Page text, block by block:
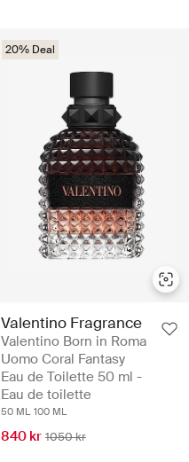
20% Deal
Valentino Fragrance
Valentino Born in Roma
Uomo Coral Fantasy
Eau de Toilette 50 ml -
Eau de toilette
50 ML 100 ML
840 kr 1050 kr